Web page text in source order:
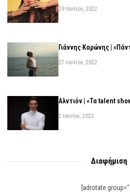
29 Ιουλίου, 2022
Γιάννης Καρώνης |
27 Ιουλίου, 2022
Αλντιόν | «Τα talent
2 Ιουνίου, 2022
Διαφήμιση
[adrotate